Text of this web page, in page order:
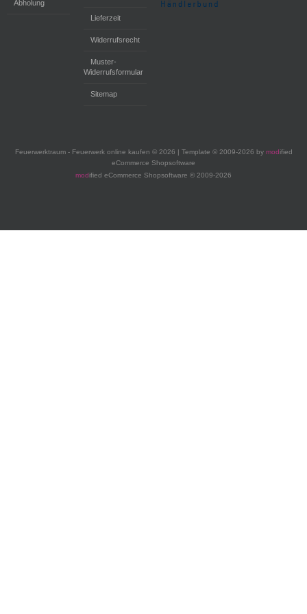
Abholung
Lieferzeit
Widerrufsrecht
Muster-
Widerrufsformular
Sitemap
Feuerwerktraum - Feuerwerk online kaufen © 2026 | Template © 2009-2026 by modified
eCommerce Shopsoftware
modified eCommerce Shopsoftware © 2009-2026